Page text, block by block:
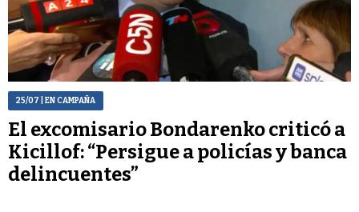
25/07 | EN CAMPAÑA
El excomisario Bondarenko criticó a
Kicillof: “Persigue a policías y banca
delincuentes”